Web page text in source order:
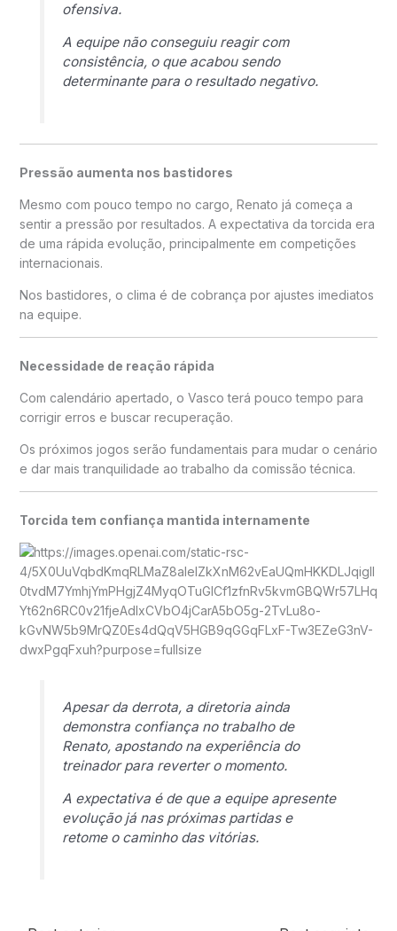
ofensiva.
A equipe não conseguiu reagir com
consistência, o que acabou sendo
determinante para o resultado negativo.
Pressão aumenta nos bastidores
Mesmo com pouco tempo no cargo, Renato já começa a
sentir a pressão por resultados. A expectativa da torcida era
de uma rápida evolução, principalmente em competições
internacionais.
Nos bastidores, o clima é de cobrança por ajustes imediatos
na equipe.
Necessidade de reação rápida
Com calendário apertado, o Vasco terá pouco tempo para
corrigir erros e buscar recuperação.
Os próximos jogos serão fundamentais para mudar o cenário
e dar mais tranquilidade ao trabalho da comissão técnica.
Torcida tem confiança mantida internamente
Apesar da derrota, a diretoria ainda
demonstra confiança no trabalho de
Renato, apostando na experiência do
treinador para reverter o momento.
A expectativa é de que a equipe apresente
evolução já nas próximas partidas e
retome o caminho das vitórias.